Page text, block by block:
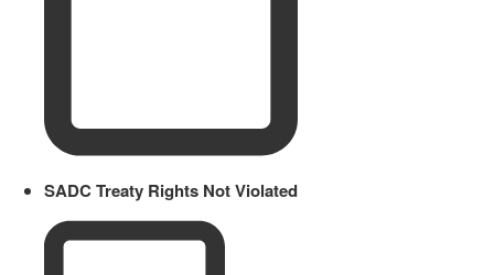
SADC Treaty Rights Not Violated